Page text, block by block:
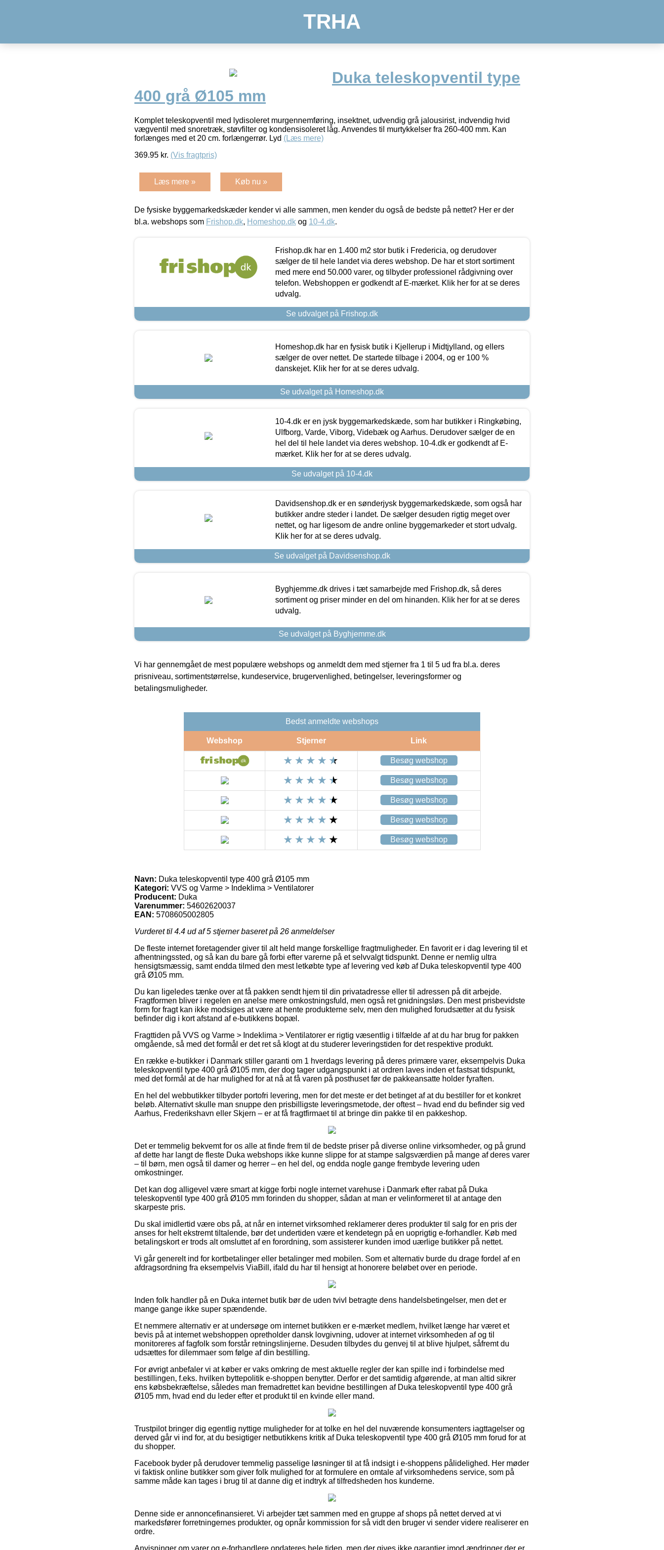
TRHA
Duka teleskopventil type
400 grå Ø105 mm
Komplet teleskopventil med lydisoleret murgennemføring, insektnet, udvendig grå jalousirist, indvendig hvid
vægventil med snoretræk, støvfilter og kondensisoleret låg. Anvendes til murtykkelser fra 260-400 mm. Kan
forlænges med et 20 cm. forlængerrør. Lyd (Læs mere)
369.95 kr. (Vis fragtpris)
Læs mere » Køb nu »
De fysiske byggemarkedskæder kender vi alle sammen, men kender du også de bedste på nettet? Her er der
bl.a. webshops som Frishop.dk, Homeshop.dk og 10-4.dk.
Frishop.dk har en 1.400 m2 stor butik i Fredericia, og derudover
sælger de til hele landet via deres webshop. De har et stort sortiment
med mere end 50.000 varer, og tilbyder professionel rådgivning over
telefon. Webshoppen er godkendt af E-mærket. Klik her for at se deres
udvalg.
Se udvalget på Frishop.dk
Homeshop.dk har en fysisk butik i Kjellerup i Midtjylland, og ellers
sælger de over nettet. De startede tilbage i 2004, og er 100 %
danskejet. Klik her for at se deres udvalg.
Se udvalget på Homeshop.dk
10-4.dk er en jysk byggemarkedskæde, som har butikker i Ringkøbing,
Ulfborg, Varde, Viborg, Videbæk og Aarhus. Derudover sælger de en
hel del til hele landet via deres webshop. 10-4.dk er godkendt af E-
mærket. Klik her for at se deres udvalg.
Se udvalget på 10-4.dk
Davidsenshop.dk er en sønderjysk byggemarkedskæde, som også har
butikker andre steder i landet. De sælger desuden rigtig meget over
nettet, og har ligesom de andre online byggemarkeder et stort udvalg.
Klik her for at se deres udvalg.
Se udvalget på Davidsenshop.dk
Byghjemme.dk drives i tæt samarbejde med Frishop.dk, så deres
sortiment og priser minder en del om hinanden. Klik her for at se deres
udvalg.
Se udvalget på Byghjemme.dk
Vi har gennemgået de mest populære webshops og anmeldt dem med stjerner fra 1 til 5 ud fra bl.a. deres
prisniveau, sortimentstørrelse, kundeservice, brugervenlighed, betingelser, leveringsformer og
betalingsmuligheder.
Bedst anmeldte webshops
Webshop Stjerner Link
Besøg webshop
Besøg webshop
Besøg webshop
Besøg webshop
Besøg webshop
Navn: Duka teleskopventil type 400 grå Ø105 mm
Kategori: VVS og Varme > Indeklima > Ventilatorer
Producent: Duka
Varenummer: 54602620037
EAN: 5708605002805
Vurderet til 4.4 ud af 5 stjerner baseret på 26 anmeldelser
De fleste internet foretagender giver til alt held mange forskellige fragtmuligheder. En favorit er i dag levering til et
afhentningssted, og så kan du bare gå forbi efter varerne på et selvvalgt tidspunkt. Denne er nemlig ultra
hensigtsmæssig, samt endda tilmed den mest letkøbte type af levering ved køb af Duka teleskopventil type 400
grå Ø105 mm.
Du kan ligeledes tænke over at få pakken sendt hjem til din privatadresse eller til adressen på dit arbejde.
Fragtformen bliver i regelen en anelse mere omkostningsfuld, men også ret gnidningsløs. Den mest prisbevidste
form for fragt kan ikke modsiges at være at hente produkterne selv, men den mulighed forudsætter at du fysisk
befinder dig i kort afstand af e-butikkens bopæl.
Fragttiden på VVS og Varme > Indeklima > Ventilatorer er rigtig væsentlig i tilfælde af at du har brug for pakken
omgående, så med det formål er det ret så klogt at du studerer leveringstiden for det respektive produkt.
En række e-butikker i Danmark stiller garanti om 1 hverdags levering på deres primære varer, eksempelvis Duka
teleskopventil type 400 grå Ø105 mm, der dog tager udgangspunkt i at ordren laves inden et fastsat tidspunkt,
med det formål at de har mulighed for at nå at få varen på posthuset før de pakkeansatte holder fyraften.
En hel del webbutikker tilbyder portofri levering, men for det meste er det betinget af at du bestiller for et konkret
beløb. Alternativt skulle man snuppe den prisbilligste leveringsmetode, der oftest – hvad end du befinder sig ved
Aarhus, Frederikshavn eller Skjern – er at få fragtfirmaet til at bringe din pakke til en pakkeshop.
Det er temmelig bekvemt for os alle at finde frem til de bedste priser på diverse online virksomheder, og på grund
af dette har langt de fleste Duka webshops ikke kunne slippe for at stampe salgsværdien på mange af deres varer
– til børn, men også til damer og herrer – en hel del, og endda nogle gange frembyde levering uden
omkostninger.
Det kan dog alligevel være smart at kigge forbi nogle internet varehuse i Danmark efter rabat på Duka
teleskopventil type 400 grå Ø105 mm forinden du shopper, sådan at man er velinformeret til at antage den
skarpeste pris.
Du skal imidlertid være obs på, at når en internet virksomhed reklamerer deres produkter til salg for en pris der
anses for helt ekstremt tiltalende, bør det undertiden være et kendetegn på en uoprigtig e-forhandler. Køb med
betalingskort er trods alt omsluttet af en forordning, som assisterer kunden imod uærlige butikker på nettet.
Vi går generelt ind for kortbetalinger eller betalinger med mobilen. Som et alternativ burde du drage fordel af en
afdragsordning fra eksempelvis ViaBill, ifald du har til hensigt at honorere beløbet over en periode.
Inden folk handler på en Duka internet butik bør de uden tvivl betragte dens handelsbetingelser, men det er
mange gange ikke super spændende.
Et nemmere alternativ er at undersøge om internet butikken er e-mærket medlem, hvilket længe har været et
bevis på at internet webshoppen opretholder dansk lovgivning, udover at internet virksomheden af og til
monitoreres af fagfolk som forstår retningslinjerne. Desuden tilbydes du genvej til at blive hjulpet, såfremt du
udsættes for dilemmaer som følge af din bestilling.
For øvrigt anbefaler vi at køber er vaks omkring de mest aktuelle regler der kan spille ind i forbindelse med
bestillingen, f.eks. hvilken byttepolitik e-shoppen benytter. Derfor er det samtidig afgørende, at man altid sikrer
ens købsbekræftelse, således man fremadrettet kan bevidne bestillingen af Duka teleskopventil type 400 grå
Ø105 mm, hvad end du leder efter et produkt til en kvinde eller mand.
Trustpilot bringer dig egentlig nyttige muligheder for at tolke en hel del nuværende konsumenters iagttagelser og
derved går vi ind for, at du besigtiger netbutikkens kritik af Duka teleskopventil type 400 grå Ø105 mm forud for at
du shopper.
Facebook byder på derudover temmelig passelige løsninger til at få indsigt i e-shoppens pålidelighed. Her møder
vi faktisk online butikker som giver folk mulighed for at formulere en omtale af virksomhedens service, som på
samme måde kan tages i brug til at danne dig et indtryk af tilfredsheden hos kunderne.
Denne side er annoncefinansieret. Vi arbejder tæt sammen med en gruppe af shops på nettet derved at vi
markedsfører forretningernes produkter, og opnår kommission for så vidt den bruger vi sender videre realiserer en
ordre.
Anvisninger om varer og e-forhandlere opdateres hele tiden, men der gives ikke garantier imod ændringer der er